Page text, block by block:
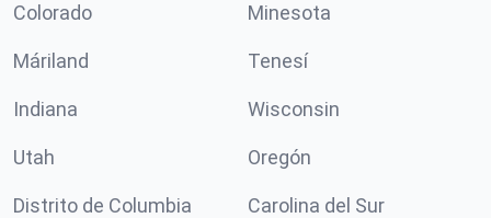
Colorado Minesota
Máriland Tenesí
Indiana Wisconsin
Utah Oregón
Distrito de Columbia Carolina del Sur